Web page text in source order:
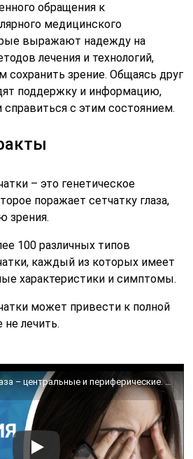
обращения к
медицинского
выражают надежду на
лечения и технологий,
сохранить зрение. Общаясь друг
поддержку и информацию,
справиться с этим состоянием.
– это генетическое
поражает сетчатку глаза,
зрения.
100 различных типов
каждый из которых имеет
характеристики и симптомы.
может привести к полной
не лечить.
Дистрофии сетчатки глаза – центральные и периферические. Причины, симптомы, диагностика и лечение.